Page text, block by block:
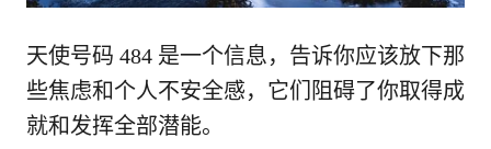
天使号码 484 是一个信息，告诉你应该放下那
些焦虑和个人不安全感，它们阻碍了你取得成
就和发挥全部潜能。